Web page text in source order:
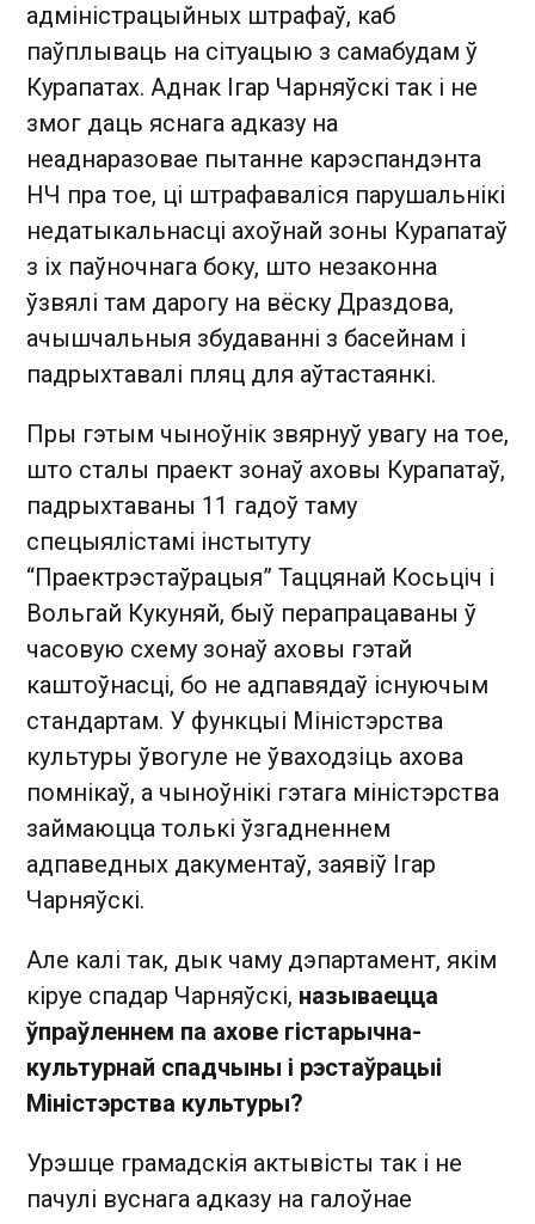
адміністрацыйных штрафаў, каб
паўплываць на сітуацыю з самабудам ў
Курапатах. Аднак Ігар Чарняўскі так і не
змог даць яснага адказу на
неаднаразовае пытанне карэспандэнта
НЧ пра тое, ці штрафаваліся парушальнікі
недатыкальнасці ахоўнай зоны Курапатаў
з іх паўночнага боку, што незаконна
ўзвялі там дарогу на вёску Драздова,
ачышчальныя збудаванні з басейнам і
падрыхтавалі пляц для аўтастаянкі.
Пры гэтым чыноўнік звярнуў увагу на тое,
што сталы праект зонаў аховы Курапатаў,
падрыхтаваны 11 гадоў таму
спецыялістамі інстытуту
“Праектрэстаўрацыя” Таццянай Косьціч і
Вольгай Кукуняй, быў перапрацаваны ў
часовую схему зонаў аховы гэтай
каштоўнасці, бо не адпавядаў існуючым
стандартам. У функцыі Міністэрства
культуры ўвогуле не ўваходзіць ахова
помнікаў, а чыноўнікі гэтага міністэрства
займаюцца толькі ўзгадненнем
адпаведных дакументаў, заявіў Ігар
Чарняўскі.
Але калі так, дык чаму дэпартамент, якім
кіруе спадар Чарняўскі, называецца
ўпраўленнем па ахове гістарычна-
культурнай спадчыны і рэстаўрацыі
Міністэрства культуры?
Урэшце грамадскія актывісты так і не
пачулі вуснага адказу на галоўнае